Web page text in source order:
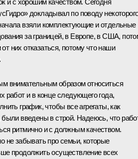
и с хорошим качеством. Сегодня
докладывал по поводу
взяли комплектующие и отдельные
за границей, в Европе, в США,
них отказаться, потому что наши
внимательным образом относиться
работ и в конце следующего года,
график, чтобы все агрегаты, как
были введены в строй. Надеюсь, что
ритмично и с должным качеством.
не забывать про семьи, которые
продолжить осуществление всех